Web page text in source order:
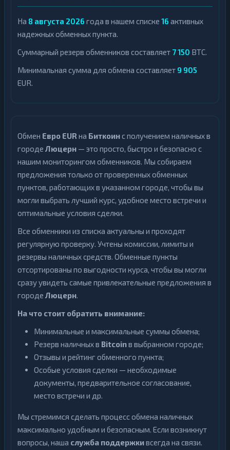
На 8 августа 2026 года в нашем списке 16 активных
надежных обменных пункта.
Суммарный резерв обменников составляет 7 150 BTC.
Минимальная сумма для обмена составляет 9 905
EUR.
Обмен Евро EUR на Биткоинс получением наличных в
городе Люцерн — это просто, быстро и безопасно с
нашим мониторингом обменников. Мы собираем
предложения только от проверенных обменных
пунктов, работающих в указанном городе, чтобы вы
могли выбрать лучший курс, удобное место встречи и
оптимальные условия сделки.
Все обменники из списка актуальны и проходят
регулярную проверку. Учтены комиссии, лимиты и
резервы наличных средств. Обменные пункты
отсортированы по выгодности курса, чтобы вы могли
сразу увидеть самые привлекательные предложения в
городе Люцерн.
На что стоит обратить внимание:
Минимальные и максимальные суммы обмена;
Резерв наличных в Bitcoinв выбранном городе;
Отзывы и рейтинг обменного пункта;
Особые условия сделки — необходимые
документы, предварительное согласование,
место встречи и др.
Мы стремимся сделать процесс обмена наличных
максимально удобным и безопасным. Если возникнут
вопросы, наша служба поддержкивсегда на связи.